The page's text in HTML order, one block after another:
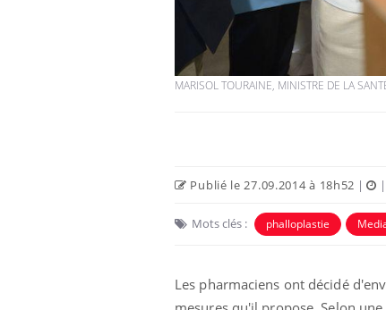
MARISOL TOURAINE, MINISTRE DE LA
Publié le 27.09.2014 à 18h52 | |
Mots clés : phalloplastie
Les pharmaciens ont décidé